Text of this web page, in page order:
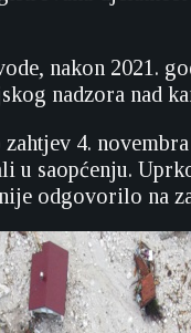
nakon 2021.
nadzora nad
4.
u saopćenju.
odgovorilo na